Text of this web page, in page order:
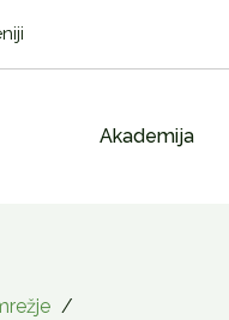
Akademija
/